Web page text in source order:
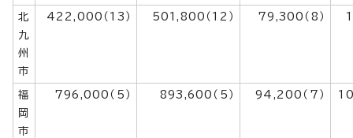
北
九
州
市
422,000（13） 501,800（12） 79,300（8）
福
岡
市
796,000（5） 893,600（5） 94,200（7）